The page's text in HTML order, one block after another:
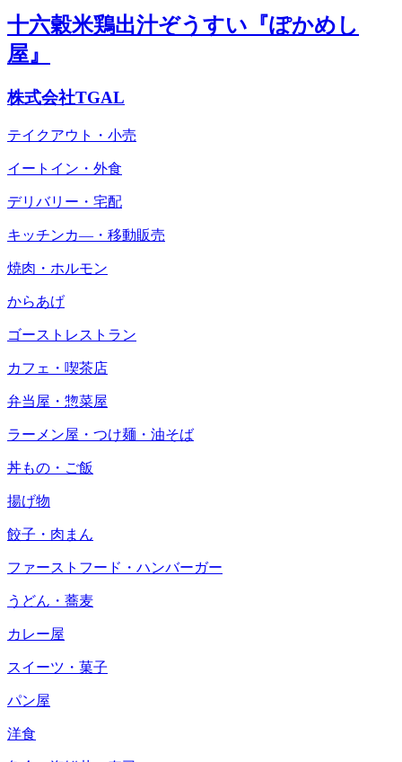
十六穀米鶏出汁ぞうすい『ぽかめし
屋』
株式会社TGAL
テイクアウト・小売
イートイン・外食
デリバリー・宅配
キッチンカ―・移動販売
焼肉・ホルモン
からあげ
ゴーストレストラン
カフェ・喫茶店
弁当屋・惣菜屋
ラーメン屋・つけ麺・油そば
丼もの・ご飯
揚げ物
餃子・肉まん
ファーストフード・ハンバーガー
うどん・蕎麦
カレー屋
スイーツ・菓子
パン屋
洋食